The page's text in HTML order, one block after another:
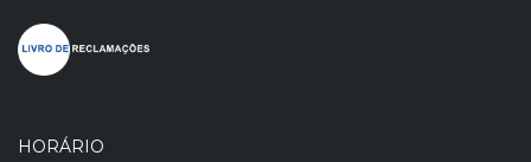
HORÁRIO